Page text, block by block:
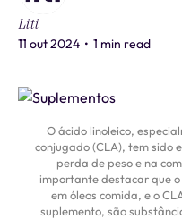
Liti
11 out 2024 • 1 min read
O ácido linoleico,
conjugado (CLA), tem sido
perda de peso e na
importante destacar que
em óleos comida, e o
suplemento, são